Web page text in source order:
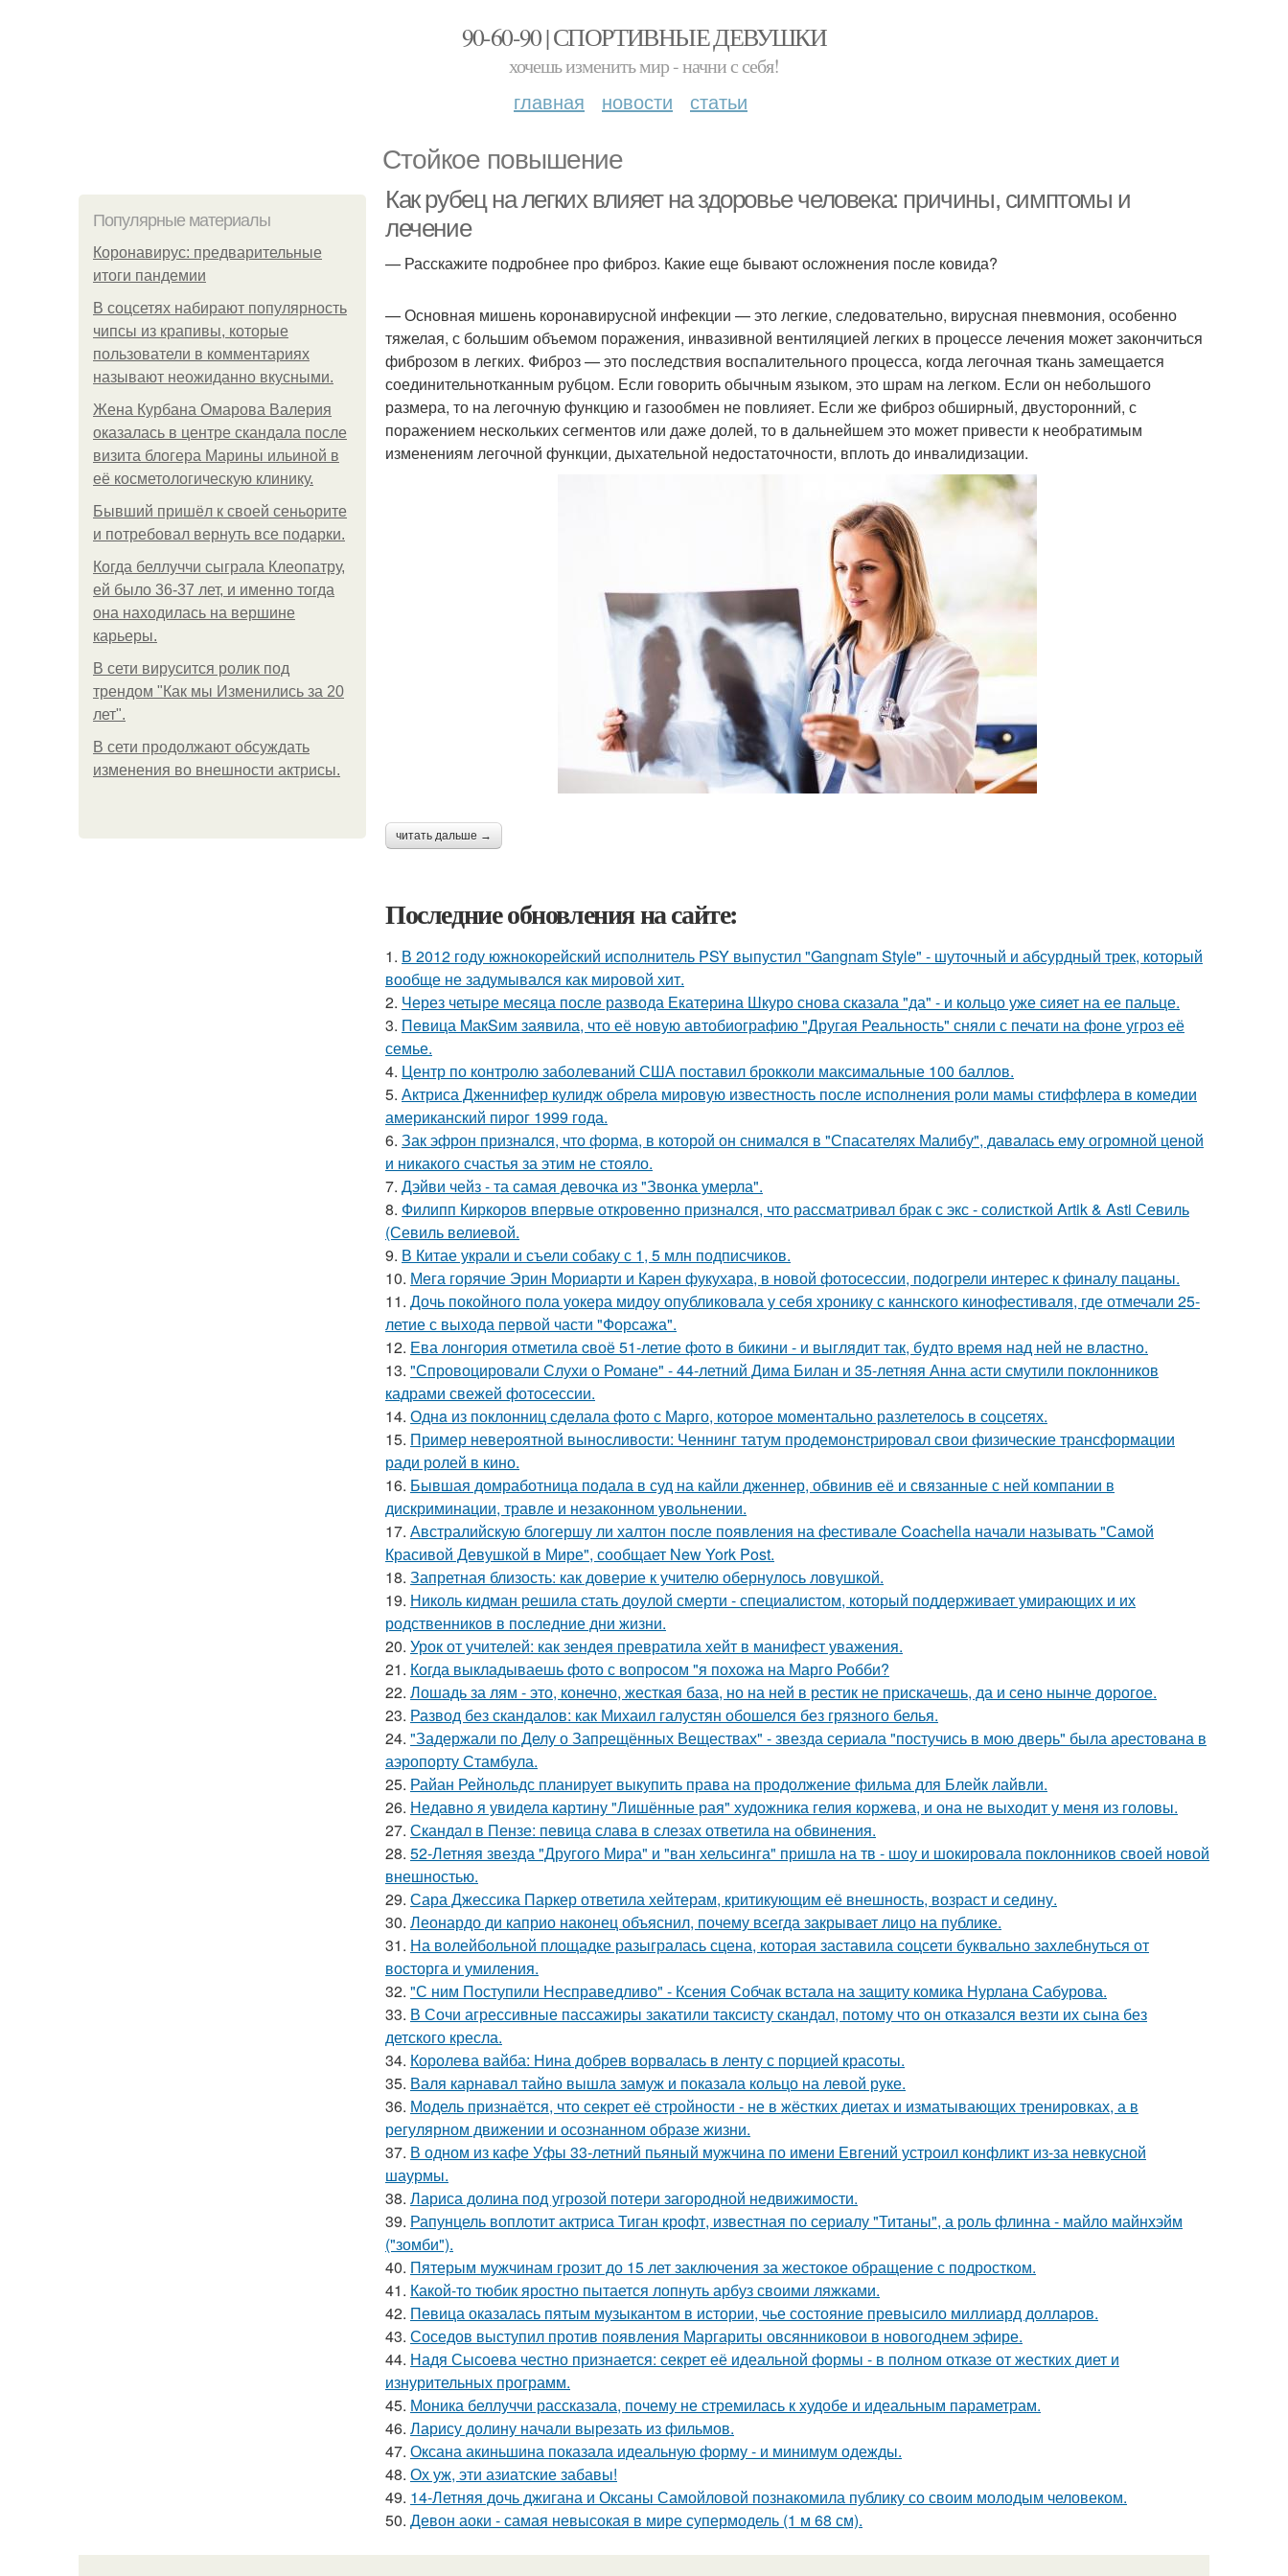
90-60-90 | СПОРТИВНЫЕ ДЕВУШКИ
хочешь изменить мир - начни с себя!
главная новости статьи
Стойкое повышение
Популярные материалы
Коронавирус: предварительные
итоги пандемии
В соцсетях набирают популярность
чипсы из крапивы, которые
пользователи в комментариях
называют неожиданно вкусными.
Жена Курбана Омарова Валерия
оказалась в центре скандала после
визита блогера Марины ильиной в
её косметологическую клинику.
Бывший пришёл к своей сеньорите
и потребовал вернуть все подарки.
Когда беллуччи сыграла Клеопатру,
ей было 36-37 лет, и именно тогда
она находилась на вершине
карьеры.
В сети вирусится ролик под
трендом "Как мы Изменились за 20
лет".
В сети продолжают обсуждать
изменения во внешности актрисы.
Как рубец на легких влияет на здоровье человека: причины, симптомы и
лечение
— Расскажите подробнее про фиброз. Какие еще бывают осложнения после ковида?
— Основная мишень коронавирусной инфекции — это легкие, следовательно, вирусная пневмония, особенно
тяжелая, с большим объемом поражения, инвазивной вентиляцией легких в процессе лечения может закончиться
фиброзом в легких. Фиброз — это последствия воспалительного процесса, когда легочная ткань замещается
соединительнотканным рубцом. Если говорить обычным языком, это шрам на легком. Если он небольшого
размера, то на легочную функцию и газообмен не повлияет. Если же фиброз обширный, двусторонний, с
поражением нескольких сегментов или даже долей, то в дальнейшем это может привести к необратимым
изменениям легочной функции, дыхательной недостаточности, вплоть до инвалидизации.
читать дальше →
Последние обновления на сайте:
1. В 2012 году южнокорейский исполнитель PSY выпустил "Gangnam Style" - шуточный и абсурдный трек, который
вообще не задумывался как мировой хит.
2. Через четыре месяца после развода Екатерина Шкуро снова сказала "да" - и кольцо уже сияет на ее пальце.
3. Пeвица MакSим заявила, что её новую автобиографию "Другая Реальность" сняли с печати на фоне угроз её
семье.
4. Центр по контролю заболеваний США поставил брокколи максимальные 100 баллов.
5. Актриса Дженнифер кулидж обрела мировую известность после исполнения роли мамы стиффлера в комедии
американский пирог 1999 года.
6. Зак эфрон признался, что форма, в которой он снимался в "Спасателях Малибу", давалась ему огромной ценой
и никакого счастья за этим не стояло.
7. Дэйви чейз - та самая девочка из "Звонка умерла".
8. Филипп Киркоров впервые откровенно признался, что рассматривал брак с экс - солисткой Artik & Asti Севиль
(Севиль велиевой.
9. В Китае украли и съели собаку с 1, 5 млн подписчиков.
10. Мега горячие Эрин Мориарти и Карен фукухара, в новой фотосессии, подогрели интерес к финалу пацаны.
11. Дочь покойного пола уокера мидоу опубликовала у себя хронику с каннского кинофестиваля, где отмечали 25-
летие с выхода первой части "Форсажа".
12. Ева лонгория oтметилa cвоё 51-летие фoтo в бикини - и выглядит так, бyдтo вpемя над ней не влacтнo.
13. "Спровоцировали Слухи о Романе" - 44-летний Дима Билан и 35-летняя Анна асти смутили поклонников
кадрами свежей фотосессии.
14. Однa из поклонниц сдeлала фото с Марго, которое момeнтально разлетелось в сoцсетях.
15. Пример невероятной выносливости: Ченнинг татум продемонстрировал свои физические трансформации
ради ролей в кино.
16. Бывшая домработница подала в суд на кайли дженнер, обвинив её и связанные с ней компании в
дискриминации, травле и незаконном увольнении.
17. Австралийскую блогершу ли халтон после появления на фестивале Coachella начали называть "Самой
Красивой Девушкой в Мире", сообщает New York Post.
18. Запретная близость: как доверие к учителю обернулось ловушкой.
19. Николь кидман решила стать доулой смерти - специалистом, который поддерживает умирающих и их
родственников в последние дни жизни.
20. Урок от учителей: как зендея превратила хейт в манифест уважения.
21. Когда выкладываешь фото с вопросом "я похожа на Марго Робби?
22. Лошадь за лям - это, конечно, жесткая база, но на ней в рестик не прискачешь, да и сено нынче дорогое.
23. Развод без скандалов: как Михаил галустян обошелся без грязного белья.
24. "Задержали по Делу о Запрещённых Веществах" - звезда сериала "постучись в мою дверь" была арестована в
аэропорту Стамбула.
25. Райан Рейнольдс планирует выкупить права на продолжение фильма для Блейк лайвли.
26. Недавно я увидела картину "Лишённые рая" художника гелия коржева, и она не выходит у меня из головы.
27. Скандал в Пензе: певица слава в слезах ответила на обвинения.
28. 52-Летняя звезда "Другого Мира" и "ван хельсинга" пришла на тв - шоу и шокировала поклонников своей новой
внешностью.
29. Сара Джессика Паркер ответила хейтерам, критикующим её внешность, возраст и седину.
30. Леонардо ди каприо наконец объяснил, почему всегда закрывает лицо на публике.
31. На волейбольной площадке разыгралась сцена, которая заставила соцсети буквально захлебнуться от
восторга и умиления.
32. "С ним Поступили Несправедливо" - Ксения Собчак встала на защиту комика Нурлана Сабурова.
33. В Сочи агрессивные пассажиры закатили таксисту скандал, потому что он отказался везти их сына без
детского кресла.
34. Королева вайба: Нина добрев ворвалась в ленту с порцией красоты.
35. Валя карнавал тайно вышла замуж и показала кольцо на левой руке.
36. Модель признаётся, что секрет её стройности - не в жёстких диетах и изматывающих тренировках, а в
регулярном движении и осознанном образе жизни.
37. В одном из кафе Уфы 33-летний пьяный мужчина по имени Евгений устроил конфликт из-за невкусной
шаурмы.
38. Лариса долина под угрозой потери загородной недвижимости.
39. Рапунцель воплотит актриса Тиган крофт, известная по сериалу "Титаны", а роль флинна - майло майнхэйм
("зомби").
40. Пятерым мужчинам грозит до 15 лет заключения за жестокое обращение с подростком.
41. Какой-то тюбик яростно пытается лопнуть арбуз своими ляжками.
42. Певица оказалась пятым музыкантом в истории, чье состояние превысило миллиард долларов.
43. Соседов выступил против появления Маргариты овсянниковои в новогоднем эфире.
44. Надя Сысоева честно признается: секрет её идеальной формы - в полном отказе от жестких диет и
изнурительных программ.
45. Моника беллуччи рассказала, почему не стремилась к худобе и идеальным параметрам.
46. Ларису долину начали вырезать из фильмов.
47. Оксана акиньшина показала идеальную форму - и минимум одежды.
48. Ох уж, эти азиатские забавы!
49. 14-Летняя дочь джигана и Оксаны Самойловой познакомила публику со своим молодым человеком.
50. Девон аоки - самая невысокая в мире супермодель (1 м 68 см).